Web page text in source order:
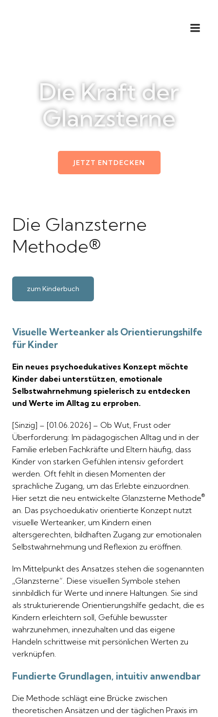
Die Kraft der
Glanzsterne
JETZT ENTDECKEN
Die Glanzsterne
Methode®
zum Kinderbuch
Visuelle Werteanker als Orientierungshilfe
für Kinder
Ein neues psychoedukatives Konzept möchte
Kinder dabei unterstützen, emotionale
Selbstwahrnehmung spielerisch zu entdecken
und Werte im Alltag zu erproben.
[Sinzig] – [01.06.2026] – Ob Wut, Frust oder
Überforderung: Im pädagogischen Alltag und in der
Familie erleben Fachkräfte und Eltern häufig, dass
Kinder von starken Gefühlen intensiv gefordert
werden. Oft fehlt in diesen Momenten der
sprachliche Zugang, um das Erlebte einzuordnen.
Hier setzt die neu entwickelte Glanzsterne Methode®
an. Das psychoedukativ orientierte Konzept nutzt
visuelle Werteanker, um Kindern einen
altersgerechten, bildhaften Zugang zur emotionalen
Selbstwahrnehmung und Reflexion zu eröffnen.
Im Mittelpunkt des Ansatzes stehen die sogenannten
„Glanzsterne“. Diese visuellen Symbole stehen
sinnbildlich für Werte und innere Haltungen. Sie sind
als strukturierende Orientierungshilfe gedacht, die es
Kindern erleichtern soll, Gefühle bewusster
wahrzunehmen, innezuhalten und das eigene
Handeln schrittweise mit persönlichen Werten zu
verknüpfen.
Fundierte Grundlagen, intuitiv anwendbar
Die Methode schlägt eine Brücke zwischen
theoretischen Ansätzen und der täglichen Praxis im